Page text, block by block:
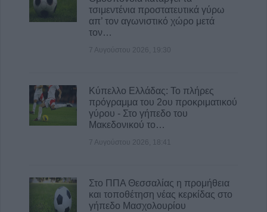
τσιμεντένια προστατευτικά γύρω
απ’ τον αγωνιστικό χώρο μετά
τον…
7 Αυγούστου 2026, 19:30
Κύπελλο Ελλάδας: Το πλήρες
πρόγραμμα του 2ου προκριματικού
γύρου - Στο γήπεδο του
Μακεδονικού το…
7 Αυγούστου 2026, 18:41
Στο ΠΠΑ Θεσσαλίας η προμήθεια
και τοποθέτηση νέας κερκίδας στο
γήπεδο Μασχολουρίου